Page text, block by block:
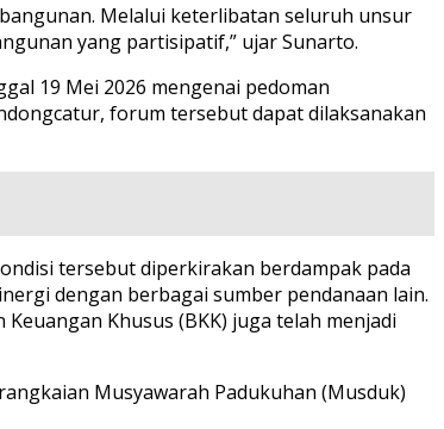
Melalui keterlibatan seluruh unsur
yang partisipatif,” ujar Sunarto.
19 Mei 2026 mengenai pedoman
forum tersebut dapat dilaksanakan
tersebut diperkirakan berdampak pada
dengan berbagai sumber pendanaan lain.
Khusus (BKK) juga telah menjadi
Musyawarah Padukuhan (Musduk)